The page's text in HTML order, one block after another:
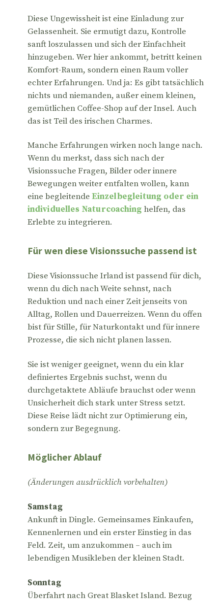
Diese Ungewissheit ist eine Einladung zur
Gelassenheit. Sie ermutigt dazu, Kontrolle
sanft loszulassen und sich der Einfachheit
hinzugeben. Wer hier ankommt, betritt keinen
Komfort-Raum, sondern einen Raum voller
echter Erfahrungen. Und ja: Es gibt tatsächlich
nichts und niemanden, außer einem kleinen,
gemütlichen Coffee-Shop auf der Insel. Auch
das ist Teil des irischen Charmes.
Manche Erfahrungen wirken noch lange nach.
Wenn du merkst, dass sich nach der
Visionssuche Fragen, Bilder oder innere
Bewegungen weiter entfalten wollen, kann
eine begleitende Einzelbegleitung oder ein
individuelles Naturcoaching helfen, das
Erlebte zu integrieren.
Für wen diese Visionssuche passend ist
Diese Visionssuche Irland ist passend für dich,
wenn du dich nach Weite sehnst, nach
Reduktion und nach einer Zeit jenseits von
Alltag, Rollen und Dauerreizen. Wenn du offen
bist für Stille, für Naturkontakt und für innere
Prozesse, die sich nicht planen lassen.
Sie ist weniger geeignet, wenn du ein klar
definiertes Ergebnis suchst, wenn du
durchgetaktete Abläufe brauchst oder wenn
Unsicherheit dich stark unter Stress setzt.
Diese Reise lädt nicht zur Optimierung ein,
sondern zur Begegnung.
Möglicher Ablauf
(Änderungen ausdrücklich vorbehalten)
Samstag
Ankunft in Dingle. Gemeinsames Einkaufen,
Kennenlernen und ein erster Einstieg in das
Feld. Zeit, um anzukommen – auch im
lebendigen Musikleben der kleinen Stadt.
Sonntag
Überfahrt nach Great Blasket Island. Bezug